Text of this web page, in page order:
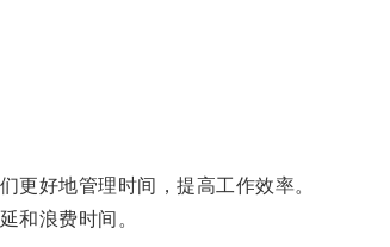
好地管理时间，提高工作效率。
和浪费时间。